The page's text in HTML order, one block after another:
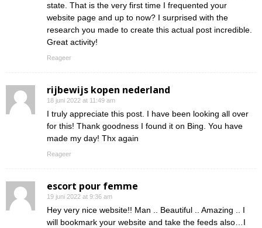
state. That is the very first time I frequented your
website page and up to now? I surprised with the
research you made to create this actual post incredible.
Great activity!
Reageer
rijbewijs kopen nederland
18 juni 2022 at 11:49 am
I truly appreciate this post. I have been looking all over
for this! Thank goodness I found it on Bing. You have
made my day! Thx again
Reageer
escort pour femme
19 juni 2022 at 9:36 am
Hey very nice website!! Man .. Beautiful .. Amazing .. I
will bookmark your website and take the feeds also…I